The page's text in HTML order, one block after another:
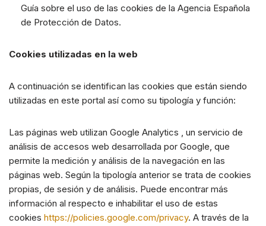
Guía sobre el uso de las cookies de la Agencia Española
de Protección de Datos.
Cookies utilizadas en la web
A continuación se identifican las cookies que están siendo
utilizadas en este portal así como su tipología y función:
Las páginas web utilizan Google Analytics , un servicio de
análisis de accesos web desarrollada por Google, que
permite la medición y análisis de la navegación en las
páginas web. Según la tipología anterior se trata de cookies
propias, de sesión y de análisis. Puede encontrar más
información al respecto e inhabilitar el uso de estas
cookies https://policies.google.com/privacy. A través de la